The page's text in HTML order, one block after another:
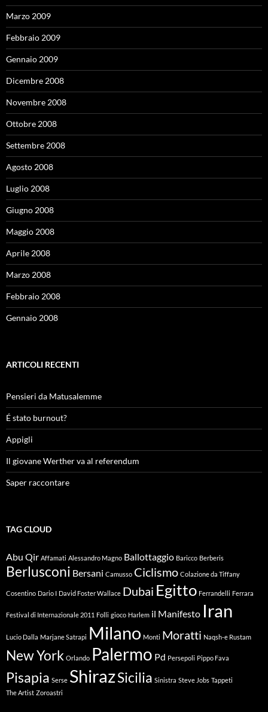
Marzo 2009
Febbraio 2009
Gennaio 2009
Dicembre 2008
Novembre 2008
Ottobre 2008
Settembre 2008
Agosto 2008
Luglio 2008
Giugno 2008
Maggio 2008
Aprile 2008
Marzo 2008
Febbraio 2008
Gennaio 2008
ARTICOLI RECENTI
Pensieri da Matusalemme
É stato burnout?
Appigli
Il giovane Werther va al referendum
Saper raccontare
TAG CLOUD
Abu Qir Affamati Alessandro Magno Ballottaggio Baricco Berberis
Berlusconi Bersani Camusso Ciclismo Colazione da Tiffany
Cosentino Dario I David Foster Wallace Dubai Egitto Ferrandelli Ferrara
Festival di Internazionale 2011 Folli gioco Harlem il Manifesto Iran
Lucio Dalla Marjane Satrapi Milano Monti Moratti Naqsh-e Rustam
New York Orlando Palermo Pd Persepoli Pippo Fava
Pisapia Serse ShirazSicilia Sinistra Steve Jobs Tappeti
The Artist Zoroastri